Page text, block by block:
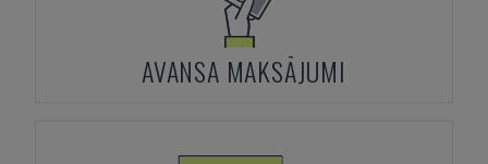
AVANSA MAKSĀJUMI